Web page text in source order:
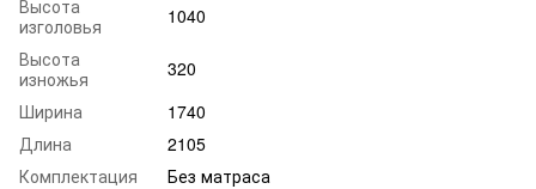
Высота
изголовья
1040
Высота
изножья
320
Ширина
1740
Длина
2105
Комплектация
Без матраса